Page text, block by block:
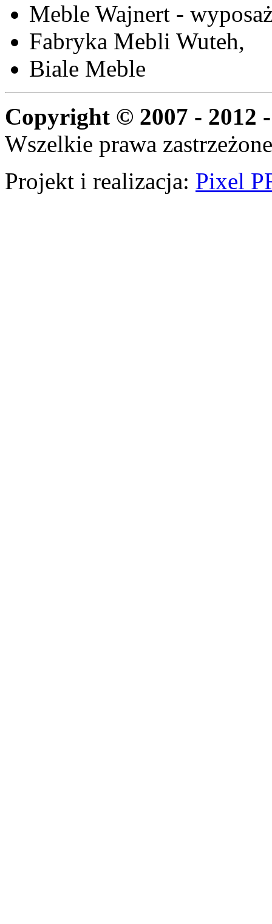
Meble Wajnert -
Fabryka Mebli Wuteh,
Biale Meble
Copyright © 2007 - 2012
Wszelkie prawa
Projekt i realizacja: Pixel